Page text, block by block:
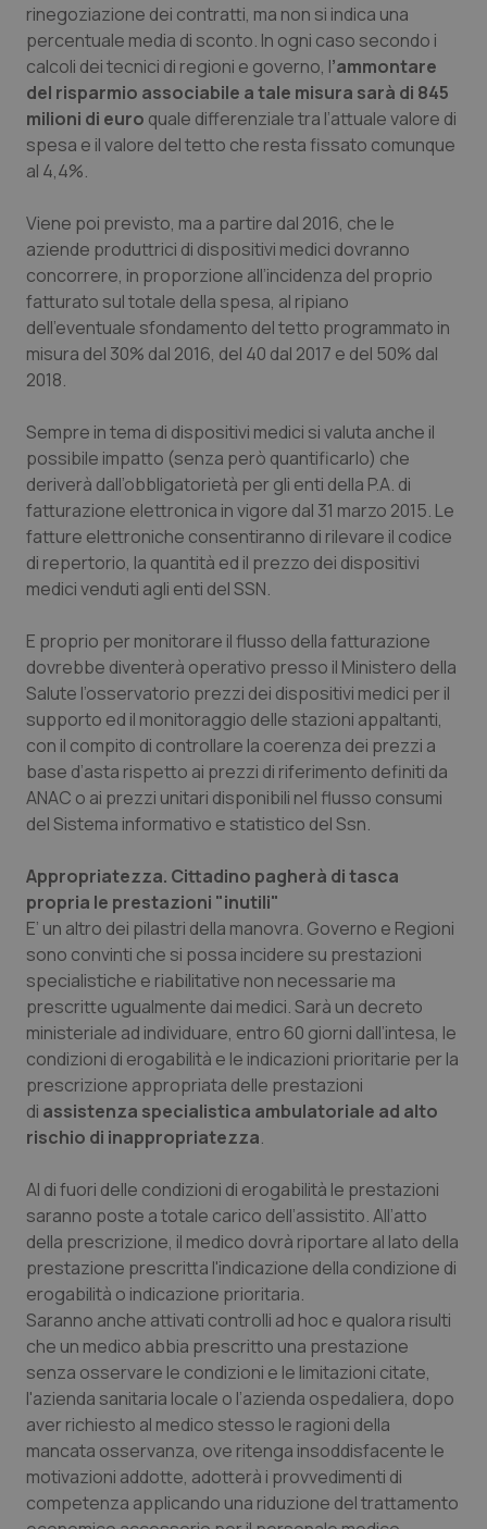
Rene & patologie urogenitali
Salute orale & impianti
Sangue & coagulazione
Tumore al seno
Tumore ovarico
Tumori del Polmone & Testa Collo
Tumori gastrointestinali
Ulcera & Reflusso
Vaccini
rinegoziazione dei contratti, ma non si indica una
percentuale media di sconto. In ogni caso secondo i
calcoli dei tecnici di regioni e governo, l’ammontare
del risparmio associabile a tale misura sarà di 845
milioni di euro quale differenziale tra l’attuale valore di
spesa e il valore del tetto che resta fissato comunque
al 4,4%.
Viene poi previsto, ma a partire dal 2016, che le
aziende produttrici di dispositivi medici dovranno
concorrere, in proporzione all’incidenza del proprio
fatturato sul totale della spesa, al ripiano
dell’eventuale sfondamento del tetto programmato in
misura del 30% dal 2016, del 40 dal 2017 e del 50% dal
2018.
Sempre in tema di dispositivi medici si valuta anche il
possibile impatto (senza però quantificarlo) che
deriverà dall’obbligatorietà per gli enti della P.A. di
fatturazione elettronica in vigore dal 31 marzo 2015. Le
fatture elettroniche consentiranno di rilevare il codice
di repertorio, la quantità ed il prezzo dei dispositivi
medici venduti agli enti del SSN.
E proprio per monitorare il flusso della fatturazione
dovrebbe diventerà operativo presso il Ministero della
Salute l’osservatorio prezzi dei dispositivi medici per il
supporto ed il monitoraggio delle stazioni appaltanti,
con il compito di controllare la coerenza dei prezzi a
base d’asta rispetto ai prezzi di riferimento definiti da
ANAC o ai prezzi unitari disponibili nel flusso consumi
del Sistema informativo e statistico del Ssn.
Appropriatezza. Cittadino pagherà di tasca
propria le prestazioni "inutili"
E’ un altro dei pilastri della manovra. Governo e Regioni
sono convinti che si possa incidere su prestazioni
specialistiche e riabilitative non necessarie ma
prescritte ugualmente dai medici. Sarà un decreto
ministeriale ad individuare, entro 60 giorni dall’intesa, le
condizioni di erogabilità e le indicazioni prioritarie per la
prescrizione appropriata delle prestazioni
di assistenza specialistica ambulatoriale ad alto
rischio di inappropriatezza.
Al di fuori delle condizioni di erogabilità le prestazioni
saranno poste a totale carico dell’assistito. All’atto
della prescrizione, il medico dovrà riportare al lato della
prestazione prescritta l'indicazione della condizione di
erogabilità o indicazione prioritaria.
Saranno anche attivati controlli ad hoc e qualora risulti
che un medico abbia prescritto una prestazione
senza osservare le condizioni e le limitazioni citate,
l'azienda sanitaria locale o l’azienda ospedaliera, dopo
aver richiesto al medico stesso le ragioni della
mancata osservanza, ove ritenga insoddisfacente le
motivazioni addotte, adotterà i provvedimenti di
competenza applicando una riduzione del trattamento